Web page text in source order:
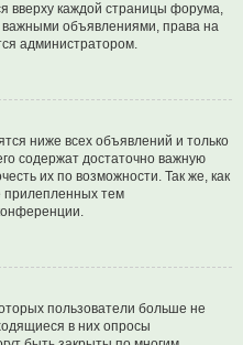
вверху каждой страницы форума,
важными объявлениями, права на
администратором.
ниже всех объявлений и только
содержат достаточно важную
их по возможности. Так же, как
прилепленных тем
пользователи больше не
в них опросы